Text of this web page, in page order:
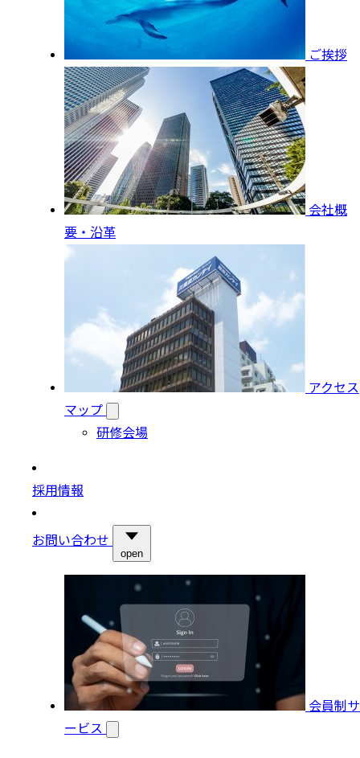
ご挨拶
会社概
要・沿革
アクセス
マップ
研修会場
採用情報
お問い合わせ
open
会員制サ
ービス